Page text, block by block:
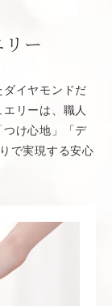
ー
ダイヤモンドだ
リーは、職人
つけ心地」「デ
で実現する安心